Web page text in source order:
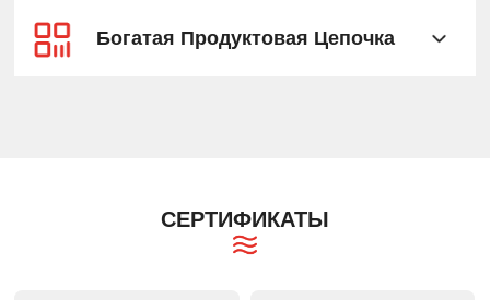
Богатая Продуктовая Цепочка
СЕРТИФИКАТЫ